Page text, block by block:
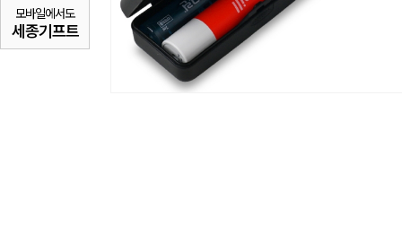
모바일에서도
세종기프트